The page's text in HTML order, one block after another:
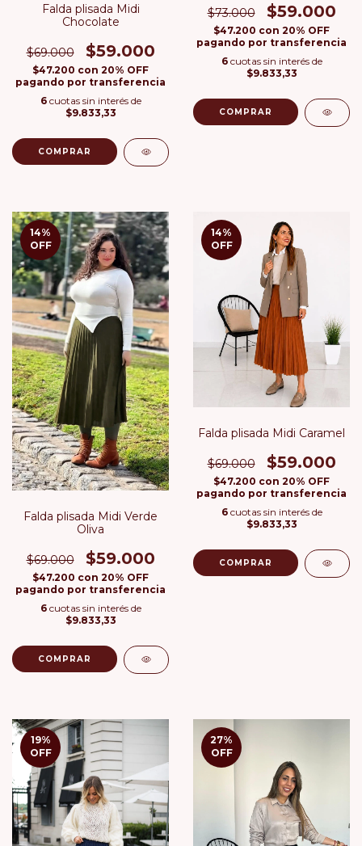
Falda plisada Midi
Chocolate
$69.000 $59.000
$47.200 con 20% OFF
pagando por transferencia
6 cuotas sin interés de
$9.833,33
COMPRAR
$73.000 $59.000
$47.200 con 20% OFF
pagando por transferencia
6 cuotas sin interés de
$9.833,33
COMPRAR
14%
OFF
Falda plisada Midi Verde
Oliva
$69.000 $59.000
$47.200 con 20% OFF
pagando por transferencia
6 cuotas sin interés de
$9.833,33
COMPRAR
14%
OFF
Falda plisada Midi Caramel
$69.000 $59.000
$47.200 con 20% OFF
pagando por transferencia
6 cuotas sin interés de
$9.833,33
COMPRAR
19%
OFF
27%
OFF